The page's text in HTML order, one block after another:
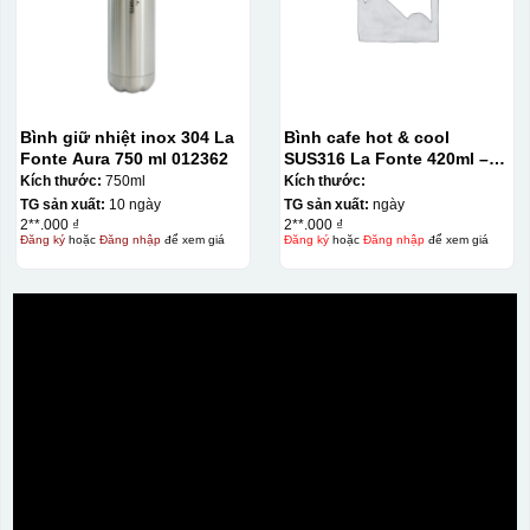
Bước 3: Xếp sản phẩm sau khi dán vào lò nung và
nung ở nhiệt độ 700-800 độ C Deacl có 1 nền màu
vàng, khi in ở nhiệt cao, nền đó sẽ cháy và biến mất để
Bình giữ nhiệt inox 304 La
Fonte Aura 750 ml 012362
Kích thước: 750ml
TG sản xuất: 10 ngày
2**.000 ₫
Đăng kýhoặc Đăng nhậpđể xem giá
Bình cafe hot & cool
SUS316 La Fonte 420ml –
012775
Kích thước:
TG sản xuất: ngày
2**.000 ₫
Đăng kýhoặc Đăng nhậpđể xem giá